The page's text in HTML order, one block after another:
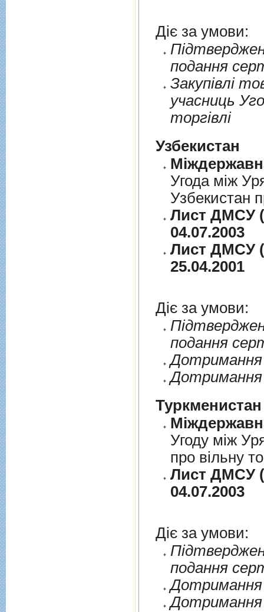
Діє за умови:
подання
Закупiвлi
учасниць
торгiвлi
Узбекистан
Угода між
Узбекистан
Лист ДМСУ
04.07.2003
Лист ДМСУ
25.04.2001
Діє за умови:
подання
Дотримання
Дотримання
Туркменистан
Угоду між
про вільну
Лист ДМСУ
04.07.2003
Діє за умови:
подання
Дотримання
Дотримання